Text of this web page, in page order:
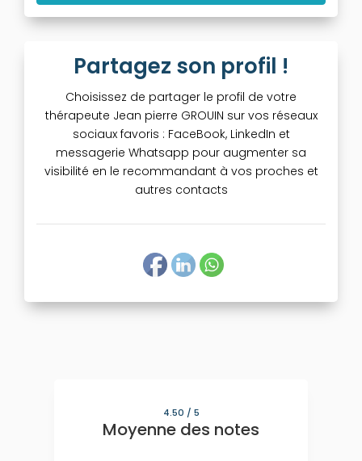
Partagez son profil !
Choisissez de partager le profil de votre
thérapeute Jean pierre GROUIN sur vos réseaux
sociaux favoris : FaceBook, LinkedIn et
messagerie Whatsapp pour augmenter sa
visibilité en le recommandant à vos proches et
autres contacts
4.50 / 5
Moyenne des notes